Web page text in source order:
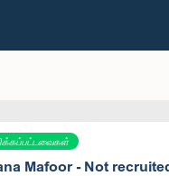
Mafoor - Not